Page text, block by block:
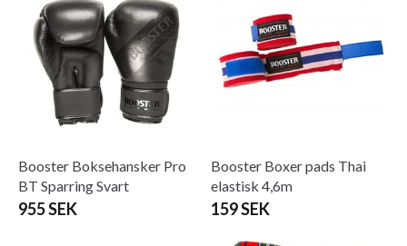
Booster Boksehansker Pro
BT Sparring Svart
955 SEK
Booster Boxer pads Thai
elastisk 4,6m
159 SEK